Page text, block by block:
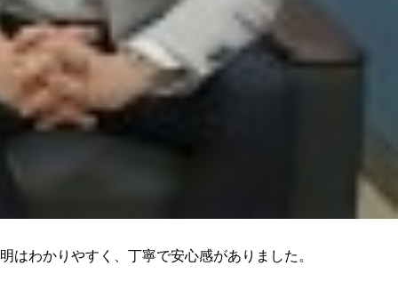
わかりやすく、丁寧で安心感がありました。